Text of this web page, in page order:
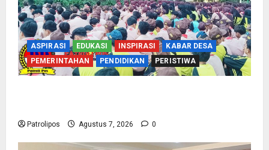
ASPIRASI EDUKASI INSPIRASI
KABAR DESA
PEMERINTAHAN
PENDIDIKAN PERISTIWA
Patrolipos Agustus 7, 2026 0